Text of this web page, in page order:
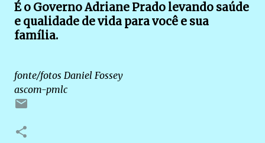
É o Governo Adriane Prado levando saúde
e qualidade de vida para você e sua
família.
fonte/fotos Daniel Fossey
ascom-pmlc